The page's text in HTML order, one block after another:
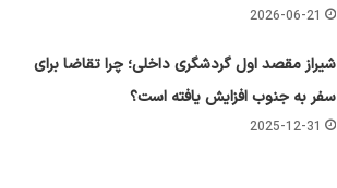
2026-06-21
شیراز مقصد اول گردشگری داخلی؛ چرا تقاضا برای
سفر به جنوب افزایش یافته است؟
2025-12-31